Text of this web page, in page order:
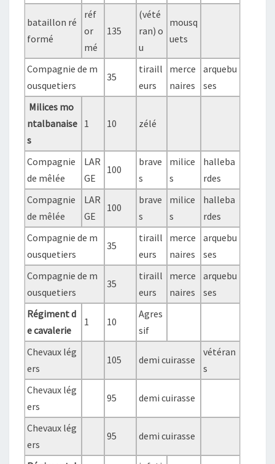
bataillon ré
formé
réf
or
mé
135
(vété
ran) o
u
mousq
uets
Compagnie de m
ousquetiers
35
tiraill
eurs
merce
naires
arquebu
ses
Milices mo
ntalbanaise
s
1 10 zélé
Compagnie
de mêlée
LAR
GE
100
brave
s
milice
s
halleba
rdes
Compagnie
de mêlée
LAR
GE
100
brave
s
milice
s
halleba
rdes
Compagnie de m
ousquetiers
35
tiraill
eurs
merce
naires
arquebu
ses
Compagnie de m
ousquetiers
35
tiraill
eurs
merce
naires
arquebu
ses
Régiment d
e cavalerie
1 10
Agres
sif
Chevaux lég
ers
105 demi cuirasse
vétéran
s
Chevaux lég
ers
95 demi cuirasse
Chevaux lég
ers
95 demi cuirasse